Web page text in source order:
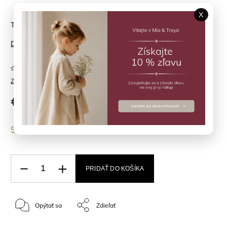
Termoska 500 ml Navy Blue AYA&IDA
Detailné informácie
Značka: AYA&IDA
Neohodnotené
€31
SKLADOM
PRIDAŤ DO KOŠÍKA
Opýtať sa Zdieľať
X